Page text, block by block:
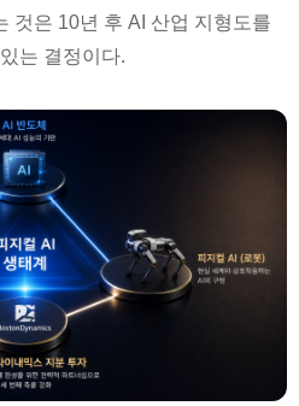
것은 10년 후 AI 산업 지형도를
는 결정이다.